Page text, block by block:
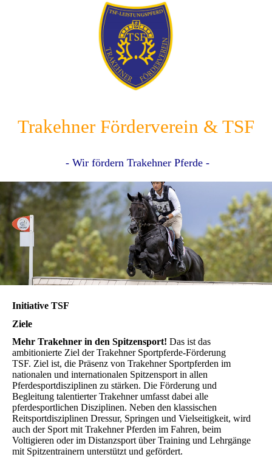
Trakehner Förderverein & TSF
- Wir fördern Trakehner Pferde -
Initiative TSF
Ziele
Mehr Trakehner in den Spitzensport! Das ist das
ambitionierte Ziel der Trakehner Sportpferde-Förderung
TSF. Ziel ist, die Präsenz von Trakehner Sportpferden im
nationalen und internationalen Spitzensport in allen
Pferdesportdisziplinen zu stärken. Die Förderung und
Begleitung talentierter Trakehner umfasst dabei alle
pferdesportlichen Disziplinen. Neben den klassischen
Reitsportdisziplinen Dressur, Springen und Vielseitigkeit, wird
auch der Sport mit Trakehner Pferden im Fahren, beim
Voltigieren oder im Distanzsport über Training und Lehrgänge
mit Spitzentrainern unterstützt und gefördert.